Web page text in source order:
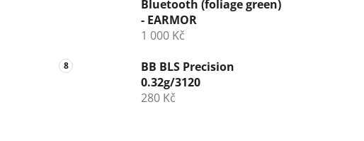
Bluetooth (foliage green)
- EARMOR
1 000 Kč
BB BLS Precision
0.32g/3120
280 Kč